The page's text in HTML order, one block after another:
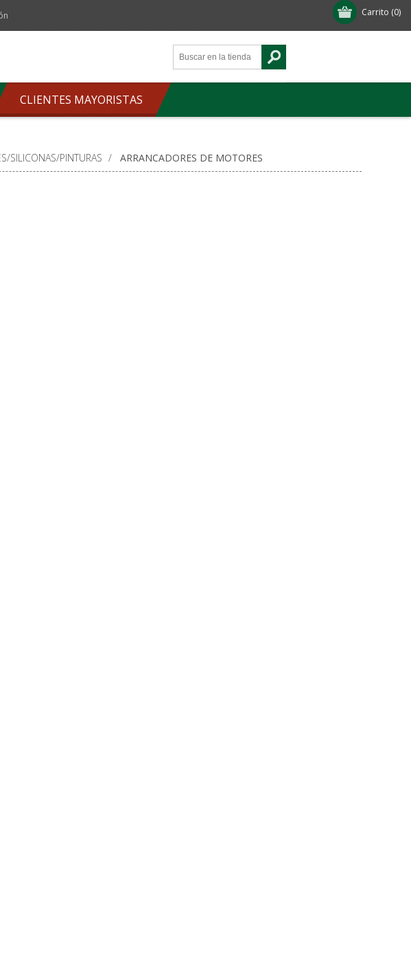
Carrito (0)
CLIENTES MAYORISTAS
SILICONAS/PINTURAS / ARRANCADORES DE MOTORES